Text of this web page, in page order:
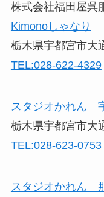
株式会社福田屋呉
Kimonoしゃなり
栃木県宇都宮市大
TEL:028-622-4329
スタジオかれん
栃木県宇都宮市大
TEL:028-623-0753
スタジオかれん